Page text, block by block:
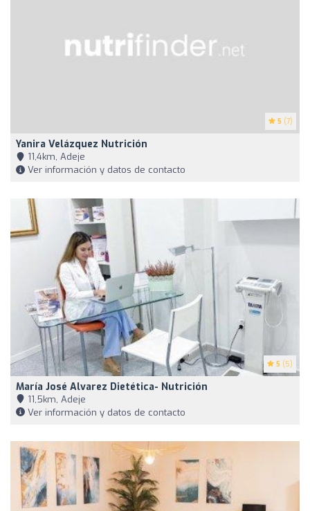
5 (7)
Yanira Velázquez Nutrición
11,4km, Adeje
Ver información y datos de contacto
5 (5)
María José Alvarez Dietética- Nutrición
11,5km, Adeje
Ver información y datos de contacto